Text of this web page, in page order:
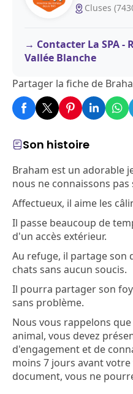
Son histoire
Braham est un adorable
nous ne connaissons pas
Affectueux, il aime les
Il passe beaucoup de
d'un accès extérieur.
Au refuge, il partage son
chats sans aucun soucis.
Il pourra partager son
sans problème.
Nous vous rappelons
animal, vous devez
d'engagement et de
moins 7 jours avant
document, vous ne
Cluses
Contacter La SPA -
Vallée Blanche
Partager la fiche de